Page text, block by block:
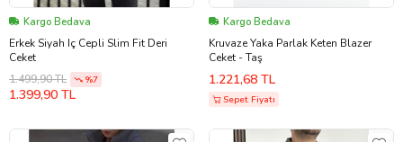
Kargo Bedava
Erkek Siyah Iç Cepli Slim Fit Deri
Ceket
1.499,90 TL
%7
1.399,90 TL
Kargo Bedava
Kruvaze Yaka Parlak Keten Blazer
Ceket - Taş
1.221,68 TL
Sepet Fiyatı